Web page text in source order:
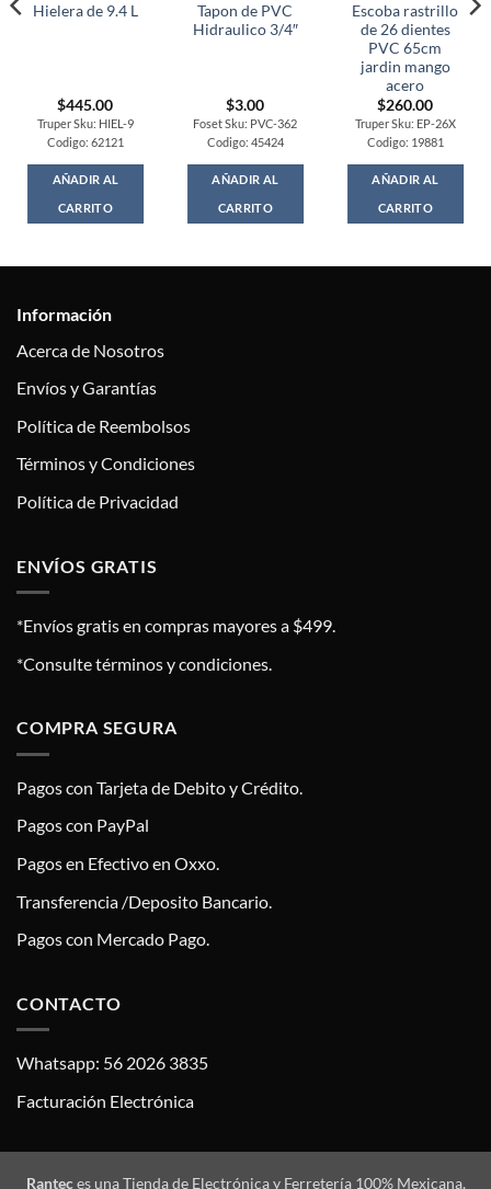
Hielera de 9.4 L
$445.00
Truper Sku: HIEL-9
Codigo: 62121
AÑADIR AL
CARRITO
Tapon de PVC
Hidraulico 3/4″
$3.00
Foset Sku: PVC-362
Codigo: 45424
AÑADIR AL
CARRITO
Escoba rastrillo
de 26 dientes
PVC 65cm
jardin mango
acero
$260.00
Truper Sku: EP-26X
Codigo: 19881
AÑADIR AL
CARRITO
Información
Acerca de Nosotros
Envíos y Garantías
Política de Reembolsos
Términos y Condiciones
Política de Privacidad
ENVÍOS GRATIS
*Envíos gratis en compras mayores a $499.
*Consulte términos y condiciones.
COMPRA SEGURA
Pagos con Tarjeta de Debito y Crédito.
Pagos con PayPal
Pagos en Efectivo en Oxxo.
Transferencia /Deposito Bancario.
Pagos con Mercado Pago.
CONTACTO
Whatsapp: 56 2026 3835
Facturación Electrónica
Ranteces una Tienda de Electrónica y Ferretería 100% Mexicana,